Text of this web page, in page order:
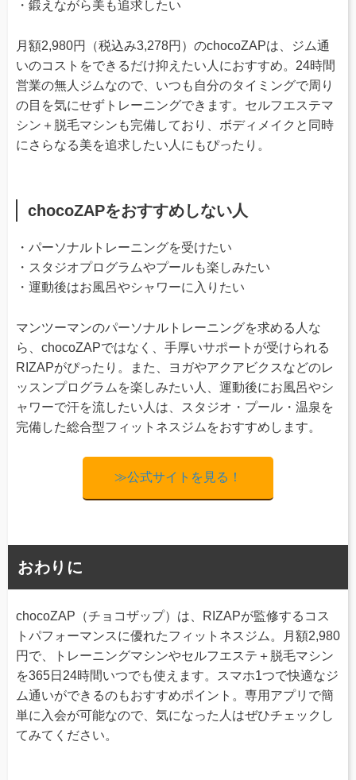
・鍛えながら美も追求したい
月額2,980円（税込み3,278円）のchocoZAPは、ジム通
いのコストをできるだけ抑えたい人におすすめ。24時間
営業の無人ジムなので、いつも自分のタイミングで周り
の目を気にせずトレーニングできます。セルフエステマ
シン＋脱毛マシンも完備しており、ボディメイクと同時
にさらなる美を追求したい人にもぴったり。
chocoZAPをおすすめしない人
・パーソナルトレーニングを受けたい
・スタジオプログラムやプールも楽しみたい
・運動後はお風呂やシャワーに入りたい
マンツーマンのパーソナルトレーニングを求める人な
ら、chocoZAPではなく、手厚いサポートが受けられる
RIZAPがぴったり。また、ヨガやアクアビクスなどのレ
ッスンプログラムを楽しみたい人、運動後にお風呂やシ
ャワーで汗を流したい人は、スタジオ・プール・温泉を
完備した総合型フィットネスジムをおすすめします。
≫公式サイトを見る！
おわりに
chocoZAP（チョコザップ）は、RIZAPが監修するコス
トパフォーマンスに優れたフィットネスジム。月額2,980
円で、トレーニングマシンやセルフエステ＋脱毛マシン
を365日24時間いつでも使えます。スマホ1つで快適なジ
ム通いができるのもおすすめポイント。専用アプリで簡
単に入会が可能なので、気になった人はぜひチェックし
てみてください。